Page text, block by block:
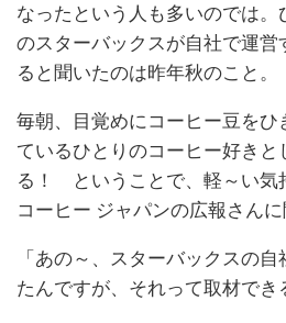
なったという人も多いのでは
のスターバックスが自社で運営
ると聞いたのは昨年秋のこと。
毎朝、目覚めにコーヒー豆をひ
ているひとりのコーヒー好き
る！ ということで、軽～い気
コーヒー ジャパンの広報さんに
「あの～、スターバックスの
たんですが、それって取材でき